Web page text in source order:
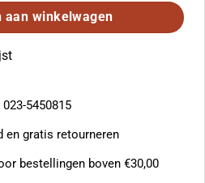
aan winkelwagen
5450815
en gratis retourneren
bestellingen boven €30,00